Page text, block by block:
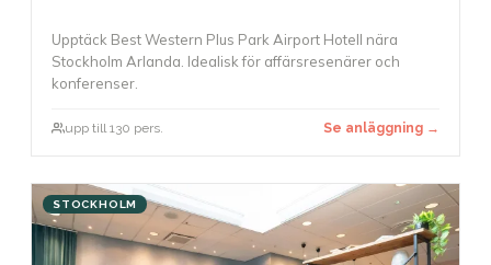
Upptäck Best Western Plus Park Airport Hotell nära
Stockholm Arlanda. Idealisk för affärsresenärer och
konferenser.
upp till 130 pers. Se anläggning →
STOCKHOLM